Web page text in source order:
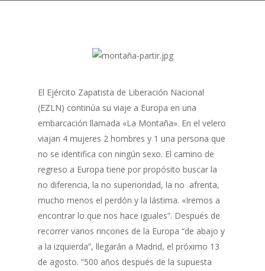
El Ejército Zapatista de Liberación Nacional
(EZLN) continúa su viaje a Europa en una
embarcación llamada «La Montaña». En el velero
viajan 4 mujeres 2 hombres y 1 una persona que
no se identifica con ningún sexo. El camino de
regreso a Europa tiene por propósito buscar la
no diferencia, la no superioridad, la no afrenta,
mucho menos el perdón y la lástima. «Iremos a
encontrar lo que nos hace iguales”. Después de
recorrer varios rincones de la Europa “de abajo y
a la izquierda”, llegarán a Madrid, el próximo 13
de agosto. “500 años después de la supuesta